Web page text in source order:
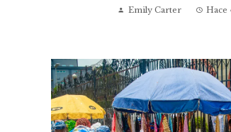
Emily Carter Hace